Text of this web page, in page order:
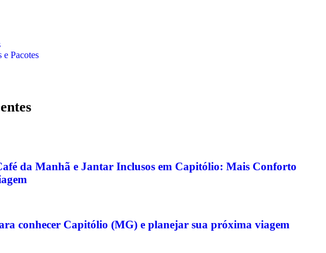
e Pacotes
da Manhã e Jantar Inclusos em Capitólio: Mais Conforto
conhecer Capitólio (MG) e planejar sua próxima viagem